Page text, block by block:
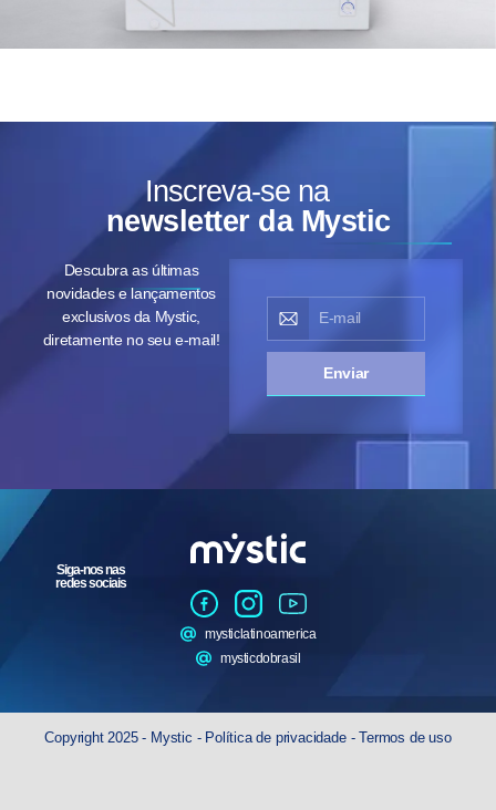
Inscreva-se na
newsletter da Mystic
Descubra as últimas
novidades e lançamentos
exclusivos da Mystic,
diretamente no seu e-mail!
Enviar
Siga-nos nas
redes sociais
mysticlatinoamerica
mysticdobrasil
Copyright 2025 - Mystic - Política de privacidade-Termos de uso